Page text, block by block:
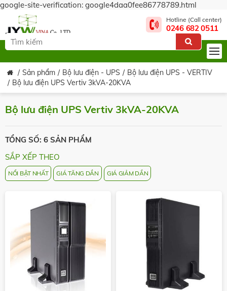
google-site-verification: google4daa0fee86778789.html
Hotline (Call center)
0246 682 0511
Sản phẩm Bộ lưu điện - UPS
Bộ lưu điện UPS - VERTIV
Bộ lưu điện UPS Vertiv 3kVA-20KVA
Bộ lưu điện UPS Vertiv 3kVA-20KVA
TỔNG SỐ: 6 SẢN PHẨM
SẮP XẾP THEO
NỔI BẬT NHẤT GIÁ TĂNG DẦN GIÁ GIẢM DẦN